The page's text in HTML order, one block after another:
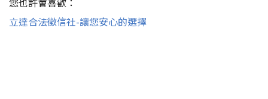
立達合法徵信社-讓您安心的選擇